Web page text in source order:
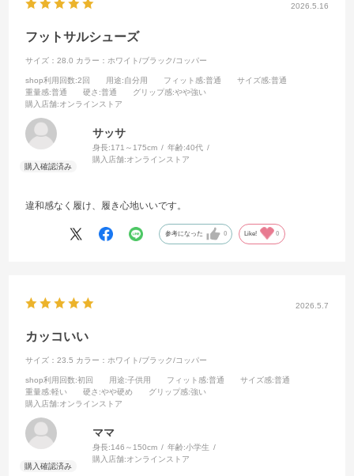
2026.5.16
フットサルシューズ
サイズ：28.0 カラー：ホワイト/ブラック/コッパー
shop利用回数:2回 用途:自分用 フィット感:普通 サイズ感:普通
重量感:普通 硬さ :普通 グリップ感:やや強い
購入店舗:オンラインストア
サッサ
身長:171～175cm 年齢:40代
購入店舗:オンラインストア
違和感なく履け、履き心地いいです。
参考になった 0 Like! 0
2026.5.7
カッコいい
サイズ：23.5 カラー：ホワイト/ブラック/コッパー
shop利用回数:初回 用途:子供用 フィット感:普通 サイズ感:普通
重量感:軽い 硬さ :やや硬め グリップ感:強い
購入店舗:オンラインストア
ママ
身長:146～150cm 年齢:小学生
購入店舗:オンラインストア